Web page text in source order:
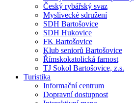
Český rybářský svaz
Myslivecké sdružení
SDH Bartošovice
SDH Hukovice
FK Bartošovice
Klub seniorů Bartošovice
Římskokatolická farnost
TJ Sokol Bartošovice, z.s.
Turistika
Informační centrum
Dopravní dostupnost